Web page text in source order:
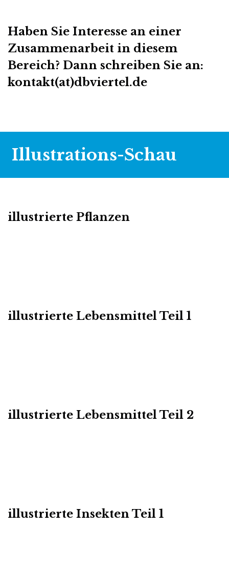
Haben Sie Interesse an einer
Zusammenarbeit in diesem
Bereich? Dann schreiben Sie an:
kontakt(at)dbviertel.de
Illustrations-Schau
illustrierte Pflanzen
illustrierte Lebensmittel Teil 1
illustrierte Lebensmittel Teil 2
illustrierte Insekten Teil 1